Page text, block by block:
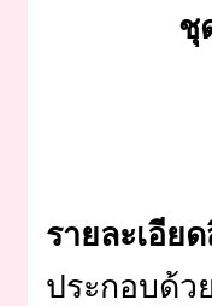
ชุ
รายละเอีย
ประกอบด้ว